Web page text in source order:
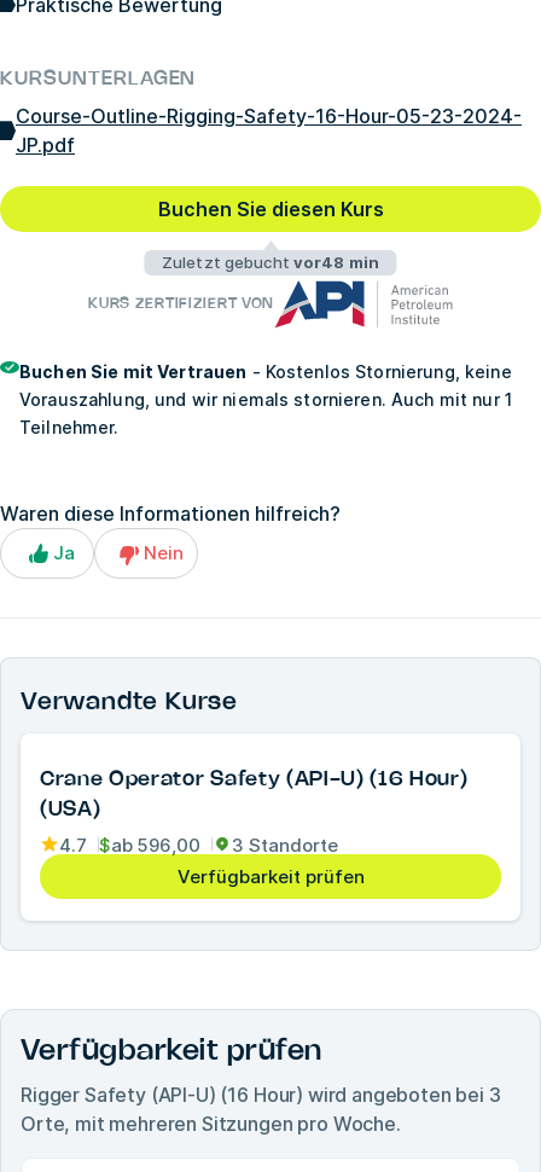
Praktische Bewertung
KURSUNTERLAGEN
Course-Outline-Rigging-Safety-16-Hour-05-23-2024-
JP.pdf
Buchen Sie diesen Kurs
Zuletzt gebucht vor48 min
KURS ZERTIFIZIERT VON
Buchen Sie mit Vertrauen - Kostenlos Stornierung, keine
Vorauszahlung, und wir niemals stornieren. Auch mit nur 1
Teilnehmer.
Waren diese Informationen hilfreich?
Ja Nein
Verwandte Kurse
Crane Operator Safety (API-U) (16 Hour)
(USA)
4.7 $ab 596,00
3 Standorte
Verfügbarkeit prüfen
Verfügbarkeit prüfen
Rigger Safety (API-U) (16 Hour) wird angeboten bei 3
Orte, mit mehreren Sitzungen pro Woche.